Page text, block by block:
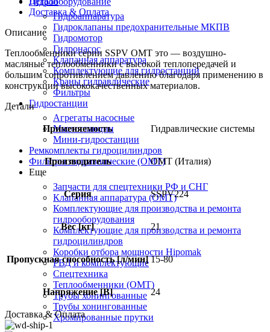
Гидроаппаратура
Гидроклапаны предохранительные МКПВ
Гидромотор
Гидронасос
Клапанная аппаратура
Комплектующие для гидростанций
Краны гидравлические
Фильтры
Гидростанции
Агрегаты насосные
Маслостанции
Мини-гидростанции
Ремкомплекты гидроцилиндров
Фильтры гидравлические (OMT)
Еще
Запчасти для спецтехники РФ и СНГ
Клапанная аппаратура (OMT)
Комплектующие для производства и ремонта
гидрооборудования
Комплектующие для производства и ремонта
гидроцилиндров
Коробки отбора мощности Hipomak
РВД и комплектующие
Спецтехника
Теплообменники (OMT)
Трубы хонингованные
Трубы хонингованные
Хромированные прутки
Доставка & Оплата
Описание
Теплообменники серии SSPV OMT это — воздушно-
масляные теплообменники с высокой теплопередачей и
большим сопротивлением давлению благодаря применению в
конструкции высококачественных материалов.
Детали
Применяемость Гидравлические системы
Производитель OMT (Италия)
Серия SSPV224
Вес [кг] 21
Пропускная способность [л/мин] 15-80
Напряжение [В] 24
Доставка & Оплата